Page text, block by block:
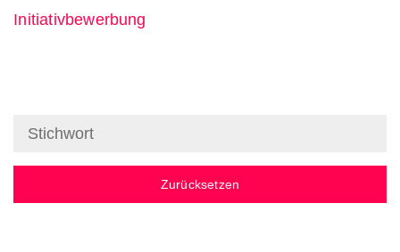
Initiativbewerbung
Zurücksetzen